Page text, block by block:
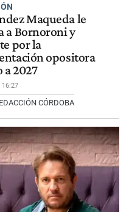
Maqueda le
a Bornoroni y
por la
opositora
2027
16:27
CÓRDOBA